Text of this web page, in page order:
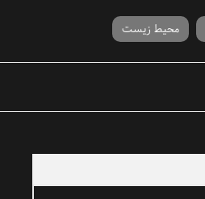
محیط زیست